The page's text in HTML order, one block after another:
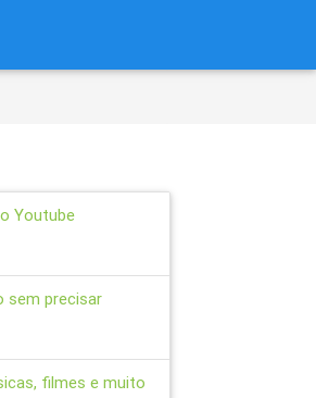
Youtube
sem precisar
filmes e muito